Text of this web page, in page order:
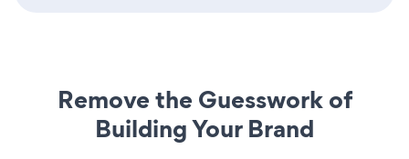
Remove the Guesswork of
Building Your Brand